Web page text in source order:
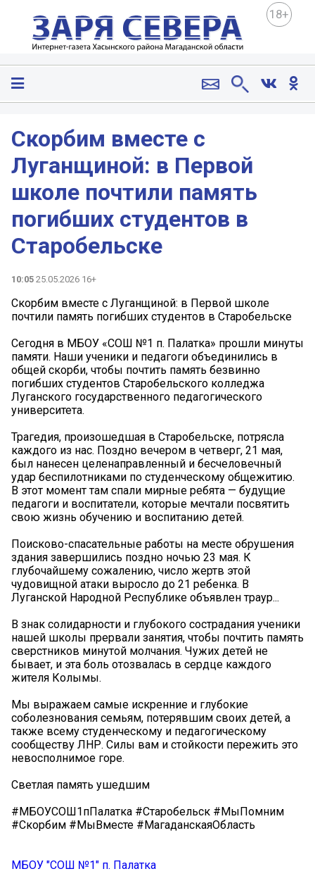
18+
Скорбим вместе с
Луганщиной: в Первой
школе почтили память
погибших студентов в
Старобельске
10:05 25.05.2026 16+
Скорбим вместе с Луганщиной: в Первой школе
почтили память погибших студентов в Старобельске
Сегодня в МБОУ «СОШ №1 п. Палатка» прошли минуты
памяти. Наши ученики и педагоги объединились в
общей скорби, чтобы почтить память безвинно
погибших студентов Старобельского колледжа
Луганского государственного педагогического
университета.
Трагедия, произошедшая в Старобельске, потрясла
каждого из нас. Поздно вечером в четверг, 21 мая,
был нанесен целенаправленный и бесчеловечный
удар беспилотниками по студенческому общежитию.
В этот момент там спали мирные ребята — будущие
педагоги и воспитатели, которые мечтали посвятить
свою жизнь обучению и воспитанию детей.
Поисково-спасательные работы на месте обрушения
здания завершились поздно ночью 23 мая. К
глубочайшему сожалению, число жертв этой
чудовищной атаки выросло до 21 ребенка. В
Луганской Народной Республике объявлен траур...
В знак солидарности и глубокого сострадания ученики
нашей школы прервали занятия, чтобы почтить память
сверстников минутой молчания. Чужих детей не
бывает, и эта боль отозвалась в сердце каждого
жителя Колымы.
Мы выражаем самые искренние и глубокие
соболезнования семьям, потерявшим своих детей, а
также всему студенческому и педагогическому
сообществу ЛНР. Силы вам и стойкости пережить это
невосполнимое горе.
Светлая память ушедшим
#МБОУСОШ1пПалатка #Старобельск #МыПомним
#Скорбим #МыВместе #МагаданскаяОбласть
МБОУ "СОШ №1" п. Палатка